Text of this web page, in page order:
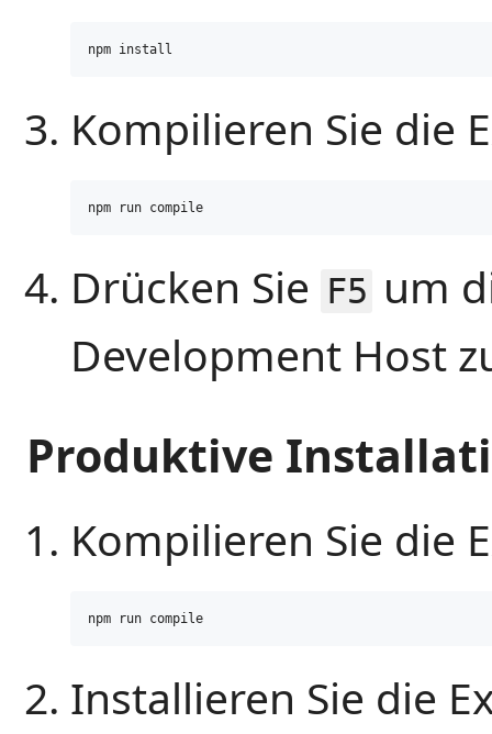
npm install
Kompilieren Sie die
npm run compile
Drücken Sie F5 um
Development Host
Produktive
Kompilieren Sie die
npm run compile
Installieren Sie die